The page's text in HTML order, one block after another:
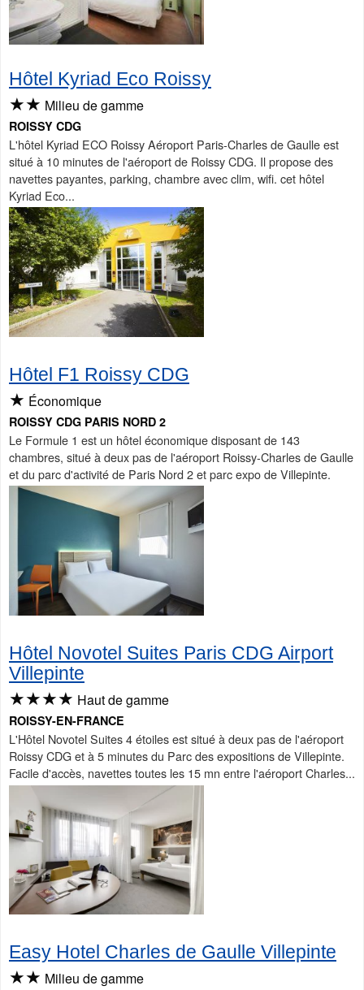
Hôtel Kyriad Eco Roissy
★★ Milieu de gamme
ROISSY CDG
L'hôtel Kyriad ECO Roissy Aéroport Paris-Charles de Gaulle est
situé à 10 minutes de l'aéroport de Roissy CDG. Il propose des
navettes payantes, parking, chambre avec clim, wifi. cet hôtel
Kyriad Eco...
Hôtel F1 Roissy CDG
★ Économique
ROISSY CDG PARIS NORD 2
Le Formule 1 est un hôtel économique disposant de 143
chambres, situé à deux pas de l'aéroport Roissy-Charles de Gaulle
et du parc d'activité de Paris Nord 2 et parc expo de Villepinte.
Hôtel Novotel Suites Paris CDG Airport
Villepinte
★★★★ Haut de gamme
ROISSY-EN-FRANCE
L'Hôtel Novotel Suites 4 étoiles est situé à deux pas de l'aéroport
Roissy CDG et à 5 minutes du Parc des expositions de Villepinte.
Facile d'accès, navettes toutes les 15 mn entre l'aéroport Charles...
Easy Hotel Charles de Gaulle Villepinte
★★ Milieu de gamme